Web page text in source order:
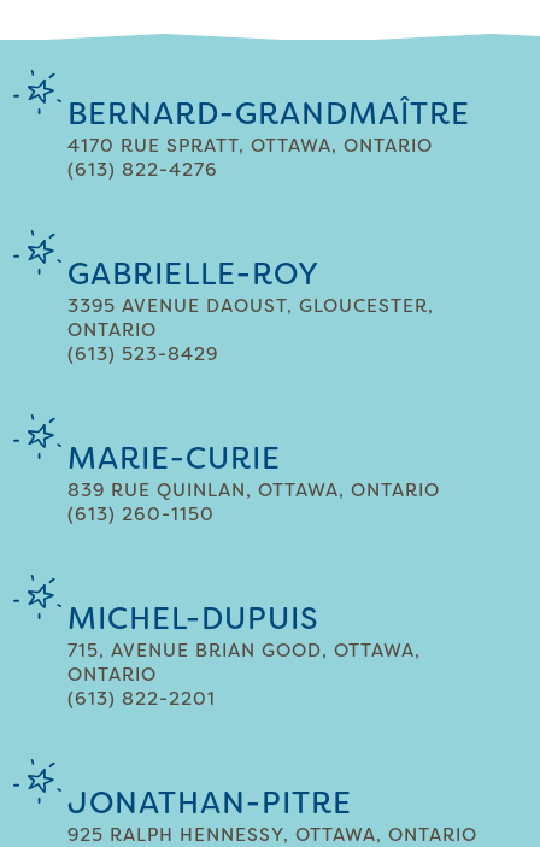
BERNARD-GRANDMAÎTRE
4170 RUE SPRATT, OTTAWA, ONTARIO
(613) 822-4276
GABRIELLE-ROY
3395 AVENUE DAOUST, GLOUCESTER,
ONTARIO
(613) 523-8429
MARIE-CURIE
839 RUE QUINLAN, OTTAWA, ONTARIO
(613) 260-1150
MICHEL-DUPUIS
715, AVENUE BRIAN GOOD, OTTAWA,
ONTARIO
(613) 822-2201
JONATHAN-PITRE
925 RALPH HENNESSY, OTTAWA, ONTARIO